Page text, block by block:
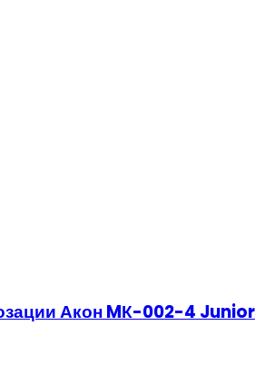
Акон MК-002-4 Junior